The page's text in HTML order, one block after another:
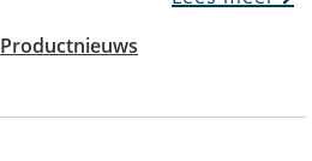
Productnieuws